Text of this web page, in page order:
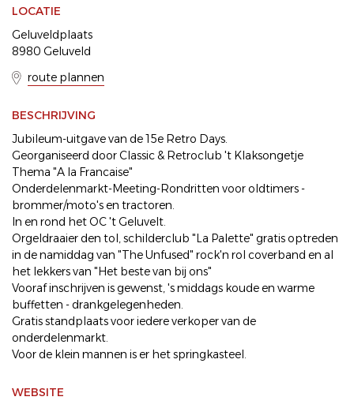
LOCATIE
Geluveldplaats
8980 Geluveld
route plannen
BESCHRIJVING
Jubileum-uitgave van de 15e Retro Days.
Georganiseerd door Classic & Retroclub 't Klaksongetje
Thema "A la Francaise"
Onderdelenmarkt-Meeting-Rondritten voor oldtimers -
brommer/moto's en tractoren.
In en rond het OC 't Geluvelt.
Orgeldraaier den tol, schilderclub "La Palette" gratis optreden
in de namiddag van "The Unfused" rock'n rol coverband en al
het lekkers van "Het beste van bij ons"
Vooraf inschrijven is gewenst, 's middags koude en warme
buffetten - drankgelegenheden.
Gratis standplaats voor iedere verkoper van de
onderdelenmarkt.
Voor de klein mannen is er het springkasteel.
WEBSITE